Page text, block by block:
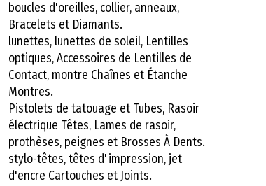
boucles d'oreilles, collier, anneaux,
Bracelets et Diamants.
lunettes, lunettes de soleil, Lentilles
optiques, Accessoires de Lentilles de
Contact, montre Chaînes et Étanche
Montres.
Pistolets de tatouage et Tubes, Rasoir
électrique Têtes, Lames de rasoir,
prothèses, peignes et Brosses À Dents.
stylo-têtes, têtes d'impression, jet
d'encre Cartouches et Joints.